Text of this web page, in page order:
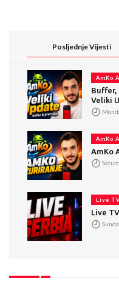
Posljednje Vijesti
AmKo
Buffer,
Veliki
AmKo
AmKo
Live
Live